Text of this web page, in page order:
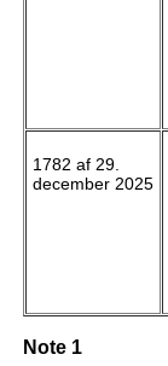
1782 af 29.
december 2025
Note 1